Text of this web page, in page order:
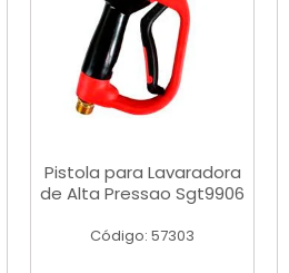
Pistola para Lavaradora
de Alta Pressao Sgt9906
Código: 57303